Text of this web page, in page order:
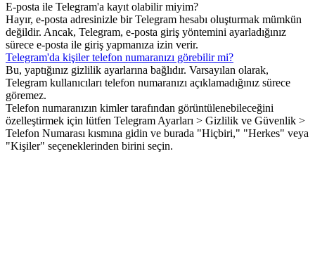
E-posta ile Telegram'a kayıt olabilir miyim?
Hayır, e-posta adresinizle bir Telegram hesabı oluşturmak mümkün
değildir. Ancak, Telegram, e-posta giriş yöntemini ayarladığınız
sürece e-posta ile giriş yapmanıza izin verir.
Telegram'da kişiler telefon numaranızı görebilir mi?
Bu, yaptığınız gizlilik ayarlarına bağlıdır. Varsayılan olarak,
Telegram kullanıcıları telefon numaranızı açıklamadığınız sürece
göremez.
Telefon numaranızın kimler tarafından görüntülenebileceğini
özelleştirmek için lütfen Telegram Ayarları > Gizlilik ve Güvenlik >
Telefon Numarası kısmına gidin ve burada "Hiçbiri," "Herkes" veya
"Kişiler" seçeneklerinden birini seçin.